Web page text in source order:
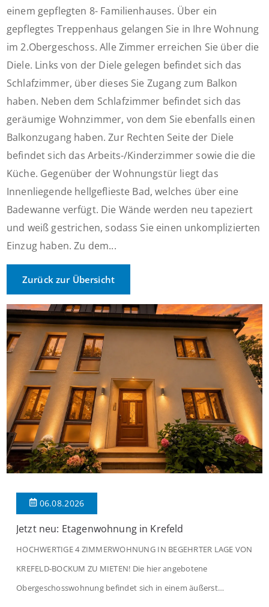
einem gepflegten 8- Familienhauses. Über ein
gepflegtes Treppenhaus gelangen Sie in Ihre Wohnung
im 2.Obergeschoss. Alle Zimmer erreichen Sie über die
Diele. Links von der Diele gelegen befindet sich das
Schlafzimmer, über dieses Sie Zugang zum Balkon
haben. Neben dem Schlafzimmer befindet sich das
geräumige Wohnzimmer, von dem Sie ebenfalls einen
Balkonzugang haben. Zur Rechten Seite der Diele
befindet sich das Arbeits-/Kinderzimmer sowie die die
Küche. Gegenüber der Wohnungstür liegt das
Innenliegende hellgeflieste Bad, welches über eine
Badewanne verfügt. Die Wände werden neu tapeziert
und weiß gestrichen, sodass Sie einen unkomplizierten
Einzug haben. Zu dem...
Zurück zur Übersicht
06.08.2026
Jetzt neu: Etagenwohnung in Krefeld
HOCHWERTIGE 4 ZIMMERWOHNUNG IN BEGEHRTER LAGE VON
KREFELD-BOCKUM ZU MIETEN! Die hier angebotene
Obergeschosswohnung befindet sich in einem äußerst